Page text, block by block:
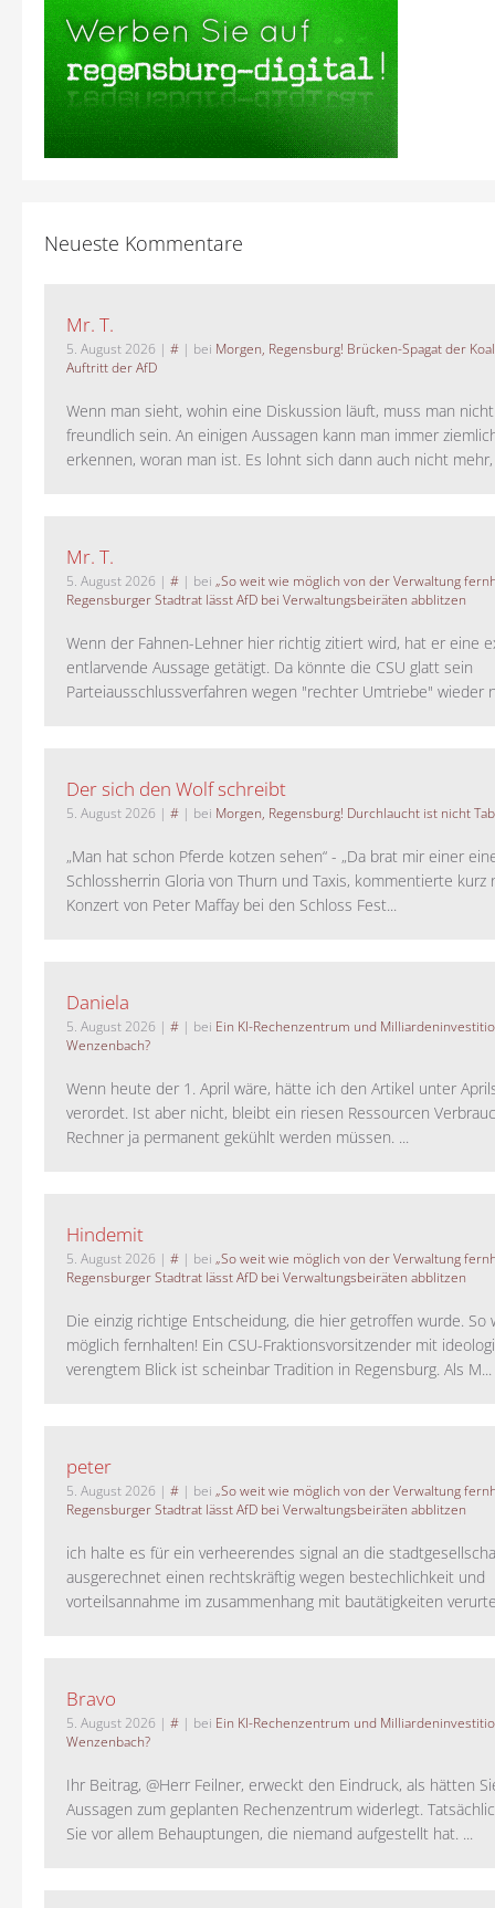
Neueste Kommentare
Mr. T.
5. August 2026 | # | bei Morgen, Regensburg! Brücken-Spagat der
Auftritt der AfD
Wenn man sieht, wohin eine Diskussion läuft, muss man
freundlich sein. An einigen Aussagen kann man immer
erkennen, woran man ist. Es lohnt sich dann auch nicht mehr,
Mr. T.
5. August 2026 | # | bei „So weit wie möglich von der Verwaltung
Regensburger Stadtrat lässt AfD bei Verwaltungsbeiräten abblitzen
Wenn der Fahnen-Lehner hier richtig zitiert wird, hat er eine
entlarvende Aussage getätigt. Da könnte die CSU glatt sein
Parteiausschlussverfahren wegen "rechter Umtriebe" wieder
Der sich den Wolf schreibt
5. August 2026 | # | bei Morgen, Regensburg! Durchlaucht ist nicht
„Man hat schon Pferde kotzen sehen“ - „Da brat mir einer
Schlossherrin Gloria von Thurn und Taxis, kommentierte kurz
Konzert von Peter Maffay bei den Schloss Fest...
Daniela
5. August 2026 | # | bei Ein KI-Rechenzentrum und
Wenzenbach?
Wenn heute der 1. April wäre, hätte ich den Artikel unter
verordet. Ist aber nicht, bleibt ein riesen Ressourcen
Rechner ja permanent gekühlt werden müssen. ...
Hindemit
5. August 2026 | # | bei „So weit wie möglich von der Verwaltung
Regensburger Stadtrat lässt AfD bei Verwaltungsbeiräten abblitzen
Die einzig richtige Entscheidung, die hier getroffen wurde. So
möglich fernhalten! Ein CSU-Fraktionsvorsitzender mit
verengtem Blick ist scheinbar Tradition in Regensburg. Als M...
peter
5. August 2026 | # | bei „So weit wie möglich von der Verwaltung
Regensburger Stadtrat lässt AfD bei Verwaltungsbeiräten abblitzen
ich halte es für ein verheerendes signal an die
ausgerechnet einen rechtskräftig wegen bestechlichkeit und
vorteilsannahme im zusammenhang mit bautätigkeiten
Bravo
5. August 2026 | # | bei Ein KI-Rechenzentrum und
Wenzenbach?
Ihr Beitrag, @Herr Feilner, erweckt den Eindruck, als hätten
Aussagen zum geplanten Rechenzentrum widerlegt.
Sie vor allem Behauptungen, die niemand aufgestellt hat. ...